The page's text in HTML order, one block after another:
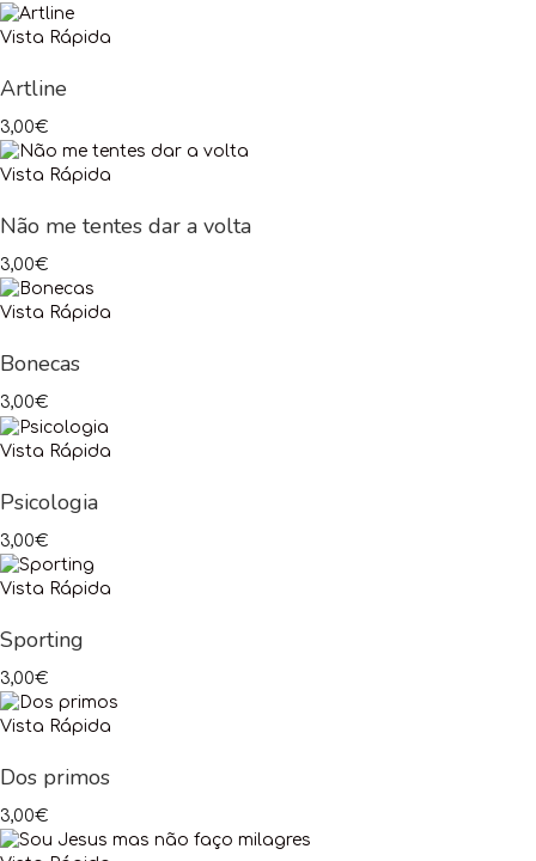
Vista Rápida
Artline
3,00€
Vista Rápida
Não me tentes dar a volta
3,00€
Vista Rápida
Bonecas
3,00€
Vista Rápida
Psicologia
3,00€
Vista Rápida
Sporting
3,00€
Vista Rápida
Dos primos
3,00€